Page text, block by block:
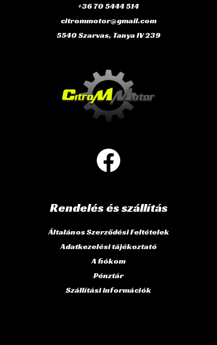
+36 70 5444 514
citrommotor@gmail.com
5540 Szarvas, Tanya IV 239
Rendelés és szállítás
Általános Szerződési Feltételek
Adatkezelési tájékoztató
A fiókom
Pénztár
Szállítási információk